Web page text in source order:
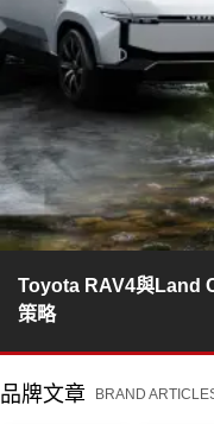
Toyota RAV4與Land
策略
品牌文章 BRAND